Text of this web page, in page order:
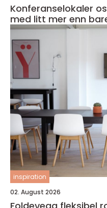
Konferanselokaler oslo faglige
med litt mer enn
inspiration
02. August 2026